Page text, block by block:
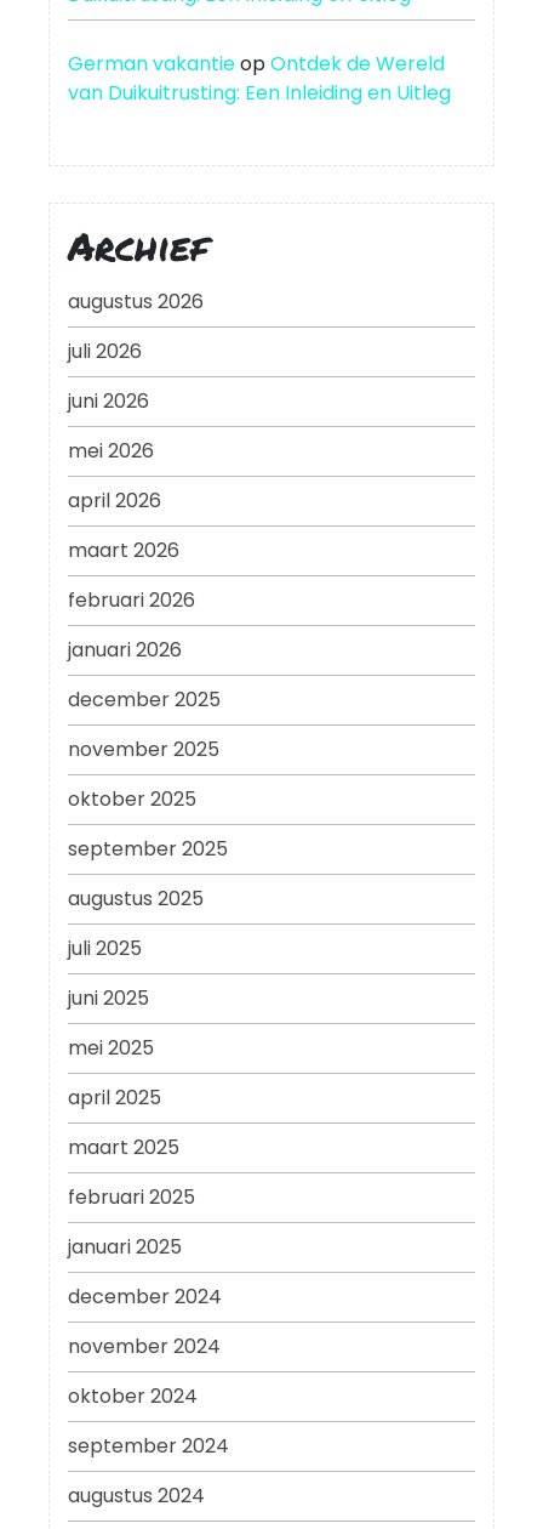
German vakantieopOntdek de Wereld
van Duikuitrusting: Een Inleiding en Uitleg
Archief
augustus 2026
juli 2026
juni 2026
mei 2026
april 2026
maart 2026
februari 2026
januari 2026
december 2025
november 2025
oktober 2025
september 2025
augustus 2025
juli 2025
juni 2025
mei 2025
april 2025
maart 2025
februari 2025
januari 2025
december 2024
november 2024
oktober 2024
september 2024
augustus 2024